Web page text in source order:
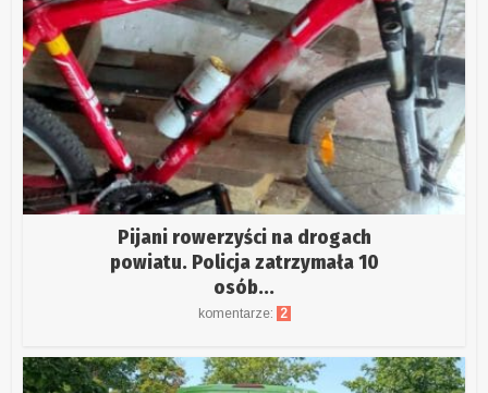
Pijani rowerzyści na drogach
powiatu. Policja zatrzymała 10
osób...
komentarze: 2